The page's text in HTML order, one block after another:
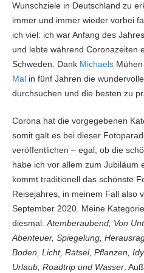
Wunschziele in Deutschland zu
immer und immer wieder vorbei
ich viel: ich war Anfang des
und lebte während Coronazeiten
Schweden. Dank Michaels
Mal in fünf Jahren die
durchsuchen und die besten zu
Corona hat die vorgegebenen
somit galt es bei dieser
veröffentlichen – egal, ob die
habe ich vor allem zum Jubiläum
kommt traditionell das schönste
Reisejahres, in meinem Fall also
September 2020. Meine
diesmal: Atemberaubend, Von
Abenteuer, Spiegelung,
Boden, Licht, Rätsel, Pflanzen,
Urlaub, Roadtrip und Wasser .